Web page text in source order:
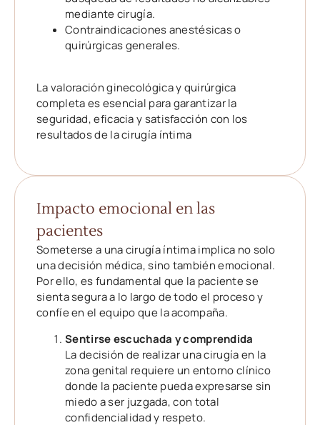
mediante cirugía.
Contraindicaciones anestésicas o
quirúrgicas generales.
La valoración ginecológica y quirúrgica
completa es esencial para garantizar la
seguridad, eficacia y satisfacción con los
resultados de la cirugía íntima
Impacto emocional en las
pacientes
Someterse a una cirugía íntima implica no solo
una decisión médica, sino también emocional.
Por ello, es fundamental que la paciente se
sienta segura a lo largo de todo el proceso y
confíe en el equipo que la acompaña.
Sentirse escuchada y comprendida
La decisión de realizar una cirugía en la
zona genital requiere un entorno clínico
donde la paciente pueda expresarse sin
miedo a ser juzgada, con total
confidencialidad y respeto.